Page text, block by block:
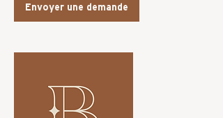
n
Envoyer une demande